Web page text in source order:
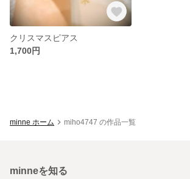
クリスマスピアス
1,700円
minne ホーム miho4747 の作品一覧
minneを知る